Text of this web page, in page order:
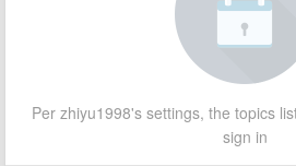
Per zhiyu1998's settings, the topics
sign in